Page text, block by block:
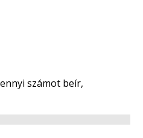
számot beír,